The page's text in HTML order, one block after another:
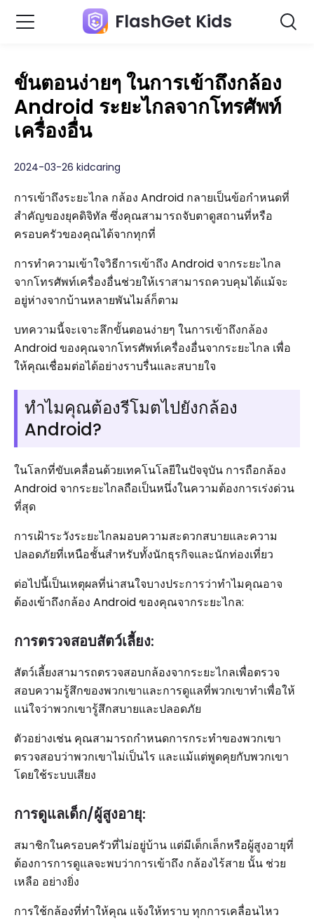
FlashGet Kids
ขั้นตอนง่ายๆ ในการเข้าถึงกล้อง
Android ระยะไกลจากโทรศัพท์
เครื่องอื่น
2024-03-26 kidcaring
การเข้าถึงระยะไกล กล้อง Android กลายเป็นข้อกำหนดที่
สำคัญของยุคดิจิทัล ซึ่งคุณสามารถจับตาดูสถานที่หรือ
ครอบครัวของคุณได้จากทุกที่
การทำความเข้าใจวิธีการเข้าถึง Android จากระยะไกล
จากโทรศัพท์เครื่องอื่นช่วยให้เราสามารถควบคุมได้แม้จะ
อยู่ห่างจากบ้านหลายพันไมล์ก็ตาม
บทความนี้จะเจาะลึกขั้นตอนง่ายๆ ในการเข้าถึงกล้อง
Android ของคุณจากโทรศัพท์เครื่องอื่นจากระยะไกล เพื่อ
ให้คุณเชื่อมต่อได้อย่างราบรื่นและสบายใจ
ทำไมคุณต้องรีโมตไปยังกล้อง
Android?
ในโลกที่ขับเคลื่อนด้วยเทคโนโลยีในปัจจุบัน การถือกล้อง
Android จากระยะไกลถือเป็นหนึ่งในความต้องการเร่งด่วน
ที่สุด
การเฝ้าระวังระยะไกลมอบความสะดวกสบายและความ
ปลอดภัยที่เหนือชั้นสำหรับทั้งนักธุรกิจและนักท่องเที่ยว
ต่อไปนี้เป็นเหตุผลที่น่าสนใจบางประการว่าทำไมคุณอาจ
ต้องเข้าถึงกล้อง Android ของคุณจากระยะไกล:
การตรวจสอบสัตว์เลี้ยง:
สัตว์เลี้ยงสามารถตรวจสอบกล้องจากระยะไกลเพื่อตรวจ
สอบความรู้สึกของพวกเขาและการดูแลที่พวกเขาทำเพื่อให้
แน่ใจว่าพวกเขารู้สึกสบายและปลอดภัย
ตัวอย่างเช่น คุณสามารถกำหนดการกระทำของพวกเขา
ตรวจสอบว่าพวกเขาไม่เป็นไร และแม้แต่พูดคุยกับพวกเขา
โดยใช้ระบบเสียง
การดูแลเด็ก/ผู้สูงอายุ:
สมาชิกในครอบครัวที่ไม่อยู่บ้าน แต่มีเด็กเล็กหรือผู้สูงอายุที่
ต้องการการดูแลจะพบว่าการเข้าถึง กล้องไร้สาย นั้น ช่วย
เหลือ อย่างยิ่ง
การใช้กล้องที่ทำให้คุณ แจ้งให้ทราบ ทุกการเคลื่อนไหว